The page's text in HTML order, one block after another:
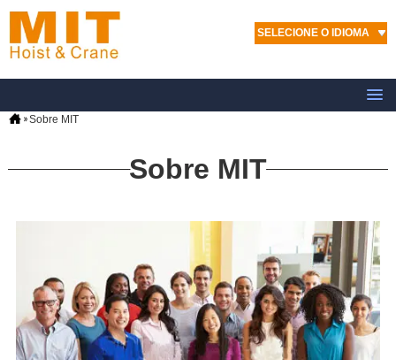
SELECIONE O IDIOMA
Sobre MIT
Sobre MIT